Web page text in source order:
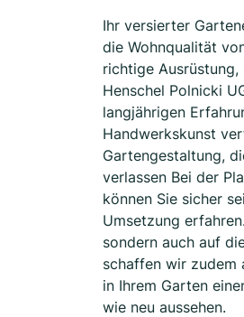
Ihr versierter
die Wohnqualität
richtige
Henschel Polnicki
langjährigen
Handwerkskunst
Gartengestaltung,
verlassen Bei der
können Sie sicher
Umsetzung
sondern auch auf
schaffen wir zudem
in Ihrem Garten
wie neu aussehen.